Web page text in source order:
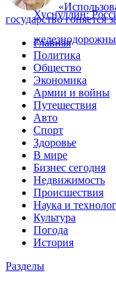
Хуснуллин:
«
государство
Главная
Политика
Общество
Экономика
Армии и войны
Путешествия
Авто
Спорт
Здоровье
В мире
Бизнес сегодня
Недвижимость
Происшествия
Наука и
Культура
Погода
История
Разделы